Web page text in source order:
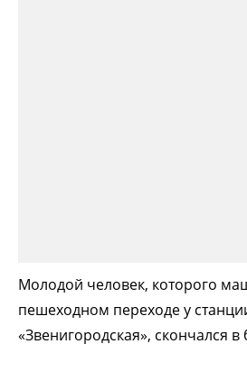
Молодой человек, которого
пешеходном переходе у
«Звенигородская», скончался